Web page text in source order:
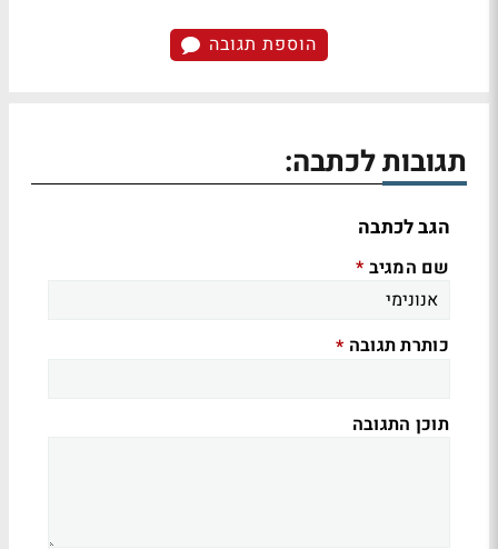
הוספת תגובה
תגובות לכתבה:
הגב לכתבה
שם המגיב *
כותרת תגובה *
תוכן התגובה